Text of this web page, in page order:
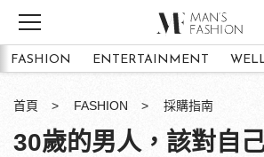
FASHION ENTERTAINMENT
首頁 FASHION 採購指南
30歲的男人，該對自